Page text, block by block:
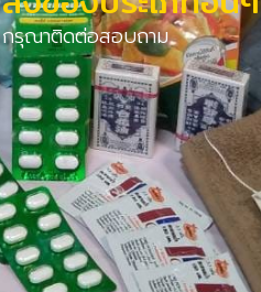
กรุณาติดต่อสอบถาม